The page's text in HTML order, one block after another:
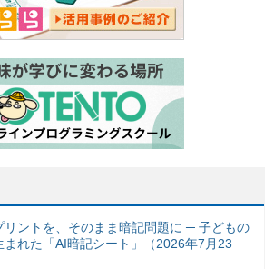
リントを、そのまま暗記問題に ─ 子どもの
まれた「AI暗記シート」（2026年7月23